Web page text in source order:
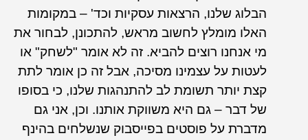
הבלוג שלנו, הרצאות עסקיות וכד' – במקומות
האלו מומלץ לחשוב מראש, להתכונן, לבחור את
מי אנחנו רוצים להביא. זה לא אומר "לשחק" או
לעטות על עצמינו מסיכה, אבל זה כן אומר לתת
קצת יותר תשומת לב להתנהגות שלנו, כי בסופו
של דבר – גם היא משווקת אותנו. וכן, אני גם
מדברת על פוסטים בפייסבוק שנשלחים בהינף